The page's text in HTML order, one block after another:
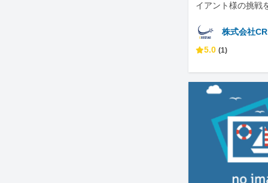
イアント様の挑戦
株式会社
5.0 (1)